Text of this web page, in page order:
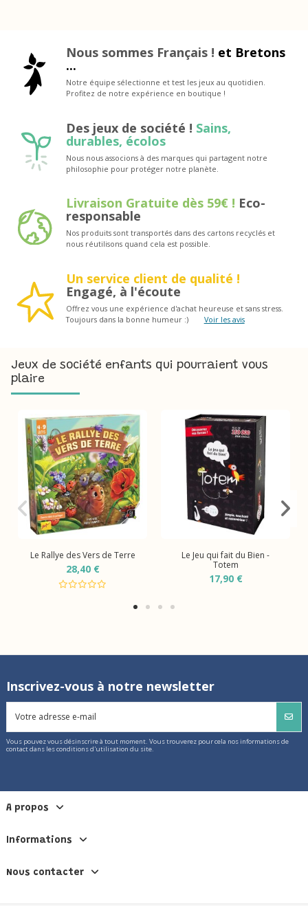
Nous sommes Français ! et Bretons
...
Notre équipe sélectionne et test les jeux au quotidien.
Profitez de notre expérience en boutique !
Des jeux de société ! Sains,
durables, écolos
Nous nous associons à des marques qui partagent notre
philosophie pour protéger notre planète.
Livraison Gratuite dès 59€ ! Eco-
responsable
Nos produits sont transportés dans des cartons recyclés et
nous réutilisons quand cela est possible.
Un service client de qualité !
Engagé, à l'écoute
Offrez vous une expérience d'achat heureuse et sans stress.
Toujours dans la bonne humeur :)
Voir les avis
Jeux de société enfants qui pourraient vous
plaire
Le Rallye des Vers de Terre
28,40 €
Le Jeu qui fait du Bien -
Totem
17,90 €
Inscrivez-vous à notre newsletter
Vous pouvez vous désinscrire à tout moment. Vous trouverez pour cela nos informations de
contact dans les conditions d'utilisation du site.
A propos
Informations
Nous contacter